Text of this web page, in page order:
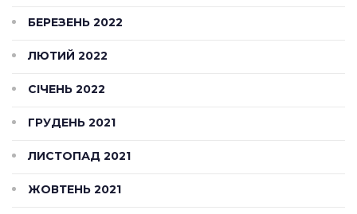
БЕРЕЗЕНЬ 2022
ЛЮТИЙ 2022
СІЧЕНЬ 2022
ГРУДЕНЬ 2021
ЛИСТОПАД 2021
ЖОВТЕНЬ 2021